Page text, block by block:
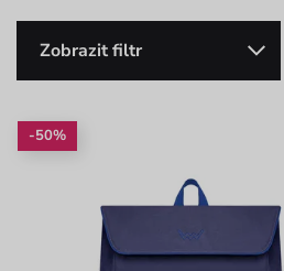
Zobrazit filtr
-50%